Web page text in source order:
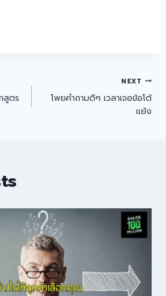
สูตร
NEXT
โพยคำถามดีๆ เวลาเจอข้อโต้
แย้ง